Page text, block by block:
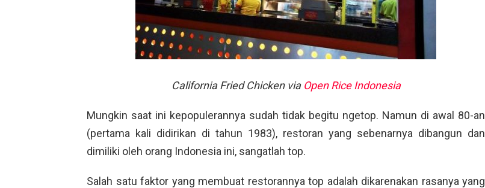
California Fried Chicken via Open Rice Indonesia
Mungkin saat ini kepopulerannya sudah tidak begitu ngetop. Namun di awal 80-an
(pertama kali didirikan di tahun 1983), restoran yang sebenarnya dibangun dan
dimiliki oleh orang Indonesia ini, sangatlah top.
Salah satu faktor yang membuat restorannya top adalah dikarenakan rasanya yang